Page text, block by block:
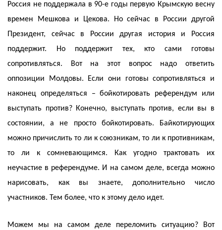
Россия не поддержала в 90-е годы первую Крымскую весну
времен Мешкова и Цекова. Но сейчас в России другой
Президент, сейчас в России другая история и Россия
поддержит. Но поддержит тех, кто сами готовы
сопротивляться. Вот на этот вопрос надо ответить
оппозиции Молдовы. Если они готовы сопротивляться и
наконец определяться – бойкотировать референдум или
выступать против? Конечно, выступать против, если вы в
состоянии, а не просто бойкотировать. Байкотирующих
можно причислить то ли к союзникам, то ли к противникам,
то ли к сомневающимся. Как угодно трактовать их
неучастие в референдуме. И на самом деле, всегда можно
нарисовать, как вы знаете, дополнительно число
участников. Тем более, что к этому дело идет.
Можем мы на самом деле переломить ситуацию? Вот